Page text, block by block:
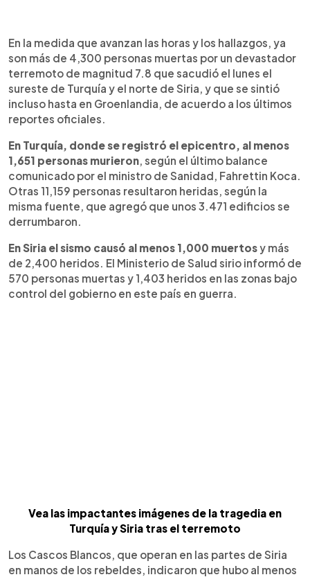
Escuchar artículo
En la medida que avanzan las horas y los hallazgos, ya
son más de 4,300 personas muertas por un devastador
terremoto de magnitud 7.8 que sacudió el lunes el
sureste de Turquía y el norte de Siria, y que se sintió
incluso hasta en Groenlandia, de acuerdo a los últimos
reportes oficiales.
En Turquía, donde se registró el epicentro, al menos
1,651 personas murieron , según el último balance
comunicado por el ministro de Sanidad, Fahrettin Koca.
Otras 11,159 personas resultaron heridas, según la
misma fuente, que agregó que unos 3.471 edificios se
derrumbaron.
En Siria el sismo causó al menos 1,000 muertosy más
de 2,400 heridos. El Ministerio de Salud sirio informó de
570 personas muertas y 1,403 heridos en las zonas bajo
control del gobierno en este país en guerra.
Vea las impactantes imágenes de la tragedia en
Turquía y Siria tras el terremoto
Los Cascos Blancos, que operan en las partes de Siria
en manos de los rebeldes, indicaron que hubo al menos